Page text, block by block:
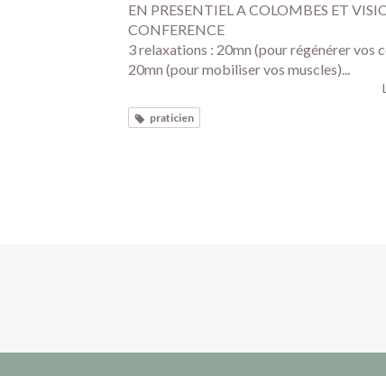
EN PRESENTIEL A COLOMBES ET
CONFERENCE
3 relaxations : 20mn (pour régénérer vos
20mn (pour mobiliser vos muscles)...
praticien